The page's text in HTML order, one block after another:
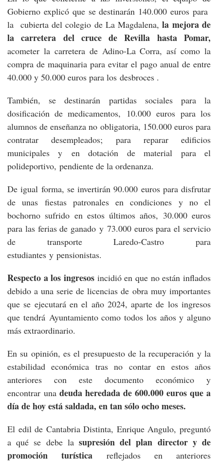
Gobierno explicó que se destinarán 140.000 euros para
la cubierta del colegio de La Magdalena,la mejora de
la carretera del cruce de Revilla hasta Pomar,
acometer la carretera de Adino-La Corra, así como la
compra de maquinaria para evitar el pago anual de entre
40.000 y 50.000 euros para los desbroces .
También, se destinarán partidas sociales para la
dosificación de medicamentos, 10.000 euros para los
alumnos de enseñanza no obligatoria, 150.000 euros para
contratar desempleados; para reparar edificios
municipales y en dotación de material para el
polideportivo, pendiente de la ordenanza.
De igual forma, se invertirán 90.000 euros para disfrutar
de unas fiestas patronales en condiciones y no el
bochorno sufrido en estos últimos años, 30.000 euros
para las ferias de ganado y 73.000 euros para el servicio
de transporte Laredo-Castro para
estudiantes y pensionistas.
Respecto a los ingresos incidió en que no están inflados
debido a una serie de licencias de obra muy importantes
que se ejecutará en el año 2024, aparte de los ingresos
que tendrá Ayuntamiento como todos los años y alguno
más extraordinario.
En su opinión, es el presupuesto de la recuperación y la
estabilidad económica tras no contar en estos años
anteriores con este documento económico y
encontrar una deuda heredada de 600.000 euros que a
día de hoy está saldada, en tan sólo ocho meses.
El edil de Cantabria Distinta, Enrique Angulo, preguntó
a qué se debe la supresión del plan director y de
promoción turística reflejados en anteriores